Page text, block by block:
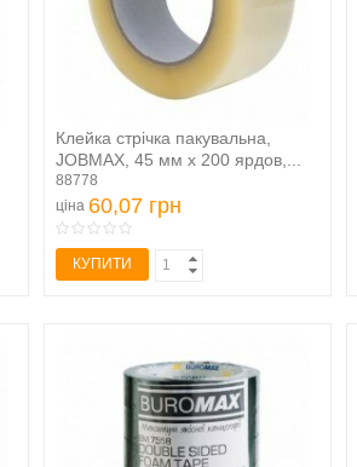
Клейка стрічка пакувальна,
JOBMAX, 45 мм x 200 ярдов,...
88778
ціна 60,07 грн
КУПИТИ